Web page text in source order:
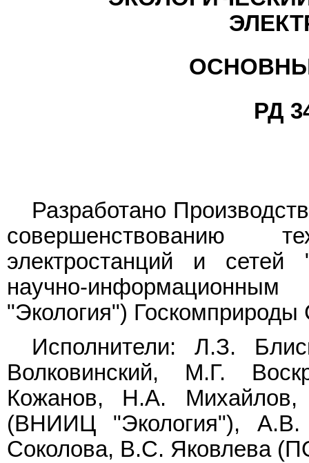
РД
Разработано
совершенствованию
электростанций и
научно-
"Экология")
Исполнители: Л.З.
Волковинский, М.Г.
Кожанов, Н.А.
(ВНИИЦ "Экология"),
Соколова, В.С. Яковлева